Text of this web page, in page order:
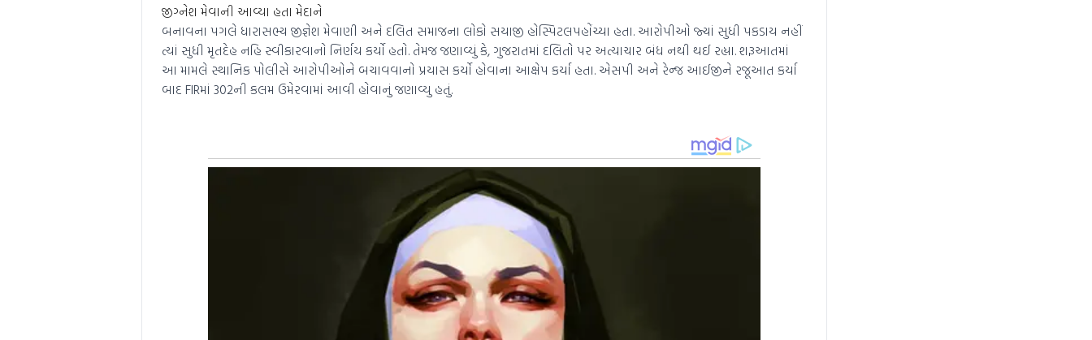
જીગ્નેશ મેવાની આવ્યા હતા મેદાને
બનાવના પગલે ધારાસભ્ય જીજ્ઞેશ મેવાણી અને દલિત સમાજના લોકો સયાજી હોસ્પિટલપહોંચ્યા હતા. આરોપીઓ જ્યાં સુધી પકડાય નહીં
ત્યાં સુધી મૃતદેહ નહિ સ્વીકારવાનો નિર્ણય કર્યો હતો. તેમજ જણાવ્યું કે, ગુજરાતમાં દલિતો પર અત્યાચાર બંધ નથી થઈ રહ્યા. શરૂઆતમાં
આ મામલે સ્થાનિક પોલીસે આરોપીઓને બચાવવાનો પ્રયાસ કર્યો હોવાના આક્ષેપ કર્યા હતા. એસપી અને રેન્જ આઈજીને રજૂઆત કર્યા
બાદ FIRમાં 302ની કલમ ઉમેરવામાં આવી હોવાનું જણાવ્યુ હતું.